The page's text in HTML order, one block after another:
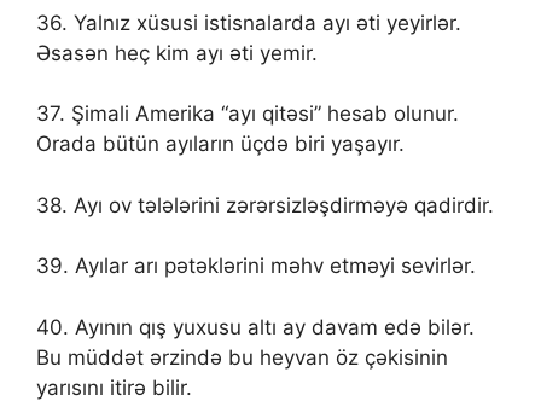
36. Yalnız xüsusi istisnalarda ayı əti yeyirlər.
Əsasən heç kim ayı əti yemir.
37. Şimali Amerika “ayı qitəsi” hesab olunur.
Orada bütün ayıların üçdə biri yaşayır.
38. Ayı ov tələlərini zərərsizləşdirməyə qadirdir.
39. Ayılar arı pətəklərini məhv etməyi sevirlər.
40. Ayının qış yuxusu altı ay davam edə bilər.
Bu müddət ərzində bu heyvan öz çəkisinin
yarısını itirə bilir.